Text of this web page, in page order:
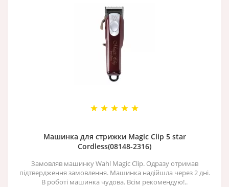
Машинка для стрижки Magic Clip 5 star
Cordless(08148-2316)
Замовляв машинку Wahl Magic Clip. Одразу отримав
підтвердження замовлення. Машинка надійшла через 2 дні.
В роботі машинка чудова. Всім рекомендую!..